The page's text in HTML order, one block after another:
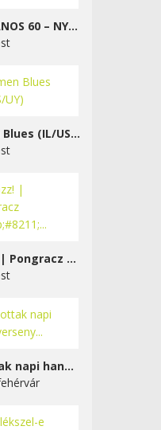
EGRI JÁNOS 60 – NYÚLON...
Yemen Blues (IL/US/UY)
j(A)zz! | Pongracz &#8211;...
Halottak napi hangverseny...